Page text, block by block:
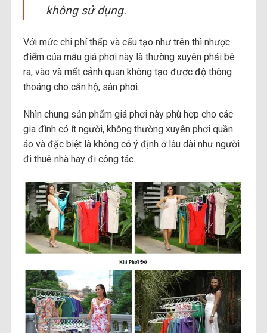
không sử dụng.
Với mức chi phí thấp và cấu tạo như trên thì nhược
điểm của mẫu giá phơi này là thường xuyên phải bê
ra, vào và mất cảnh quan không tạo được độ thông
thoáng cho căn hộ, sân phơi.
Nhìn chung sản phẩm giá phơi này phù hợp cho các
gia đình có ít người, không thường xuyên phơi quần
áo và đặc biệt là không có ý định ở lâu dài như người
đi thuê nhà hay đi công tác.